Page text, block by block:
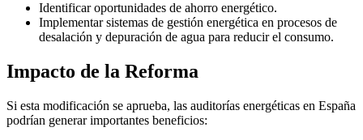
Identificar oportunidades de ahorro energético.
Implementar sistemas de gestión energética en procesos de
desalación y depuración de agua para reducir el consumo.
Impacto de la Reforma
Si esta modificación se aprueba, las auditorías energéticas en España
podrían generar importantes beneficios: